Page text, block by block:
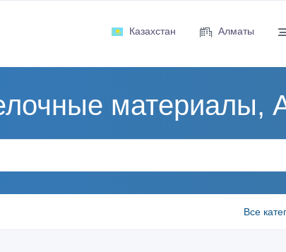
Казахстан Алматы
материалы,
Все